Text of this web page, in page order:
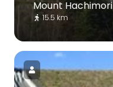
Mount Hachimori
15.5 km